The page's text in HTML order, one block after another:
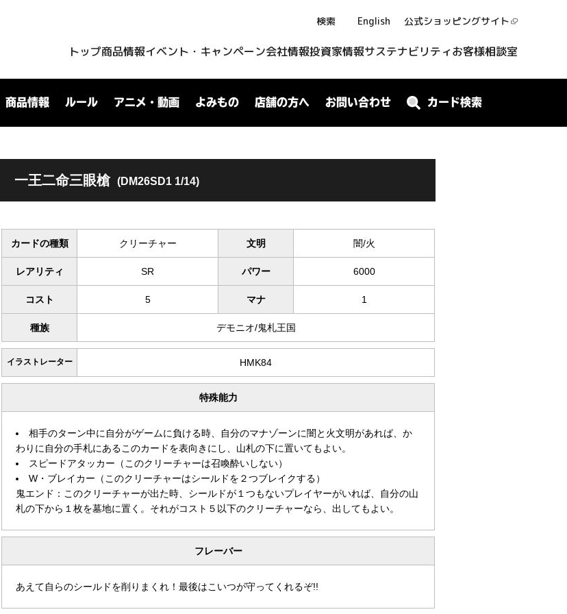
検索 English 公式ショッピングサイト
トップ商品情報イベント・キャンペーン会社情報投資家情報サステナビリティお客様相談室
商品情報 ルール アニメ・動画 よみもの 店舗の方へ お問い合わせ カード検索
一王二命三眼槍 (DM26SD1 1/14)
カードの種類 クリーチャー 文明 闇/火
レアリティ SR パワー 6000
コスト 5 マナ 1
種族 デモニオ/鬼札王国
イラストレーター HMK84
特殊能力
相手のターン中に自分がゲームに負ける時、自分のマナゾーンに闇と火文明があれば、か
わりに自分の手札にあるこのカードを表向きにし、山札の下に置いてもよい。
スピードアタッカー（このクリーチャーは召喚酔いしない）
W・ブレイカー（このクリーチャーはシールドを２つブレイクする）
鬼エンド：このクリーチャーが出た時、シールドが１つもないプレイヤーがいれば、自分の山
札の下から１枚を墓地に置く。それがコスト５以下のクリーチャーなら、出してもよい。
フレーバー
あえて自らのシールドを削りまくれ！最後はこいつが守ってくれるぞ!!